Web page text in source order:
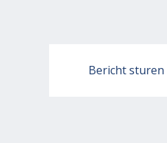
Bericht sturen